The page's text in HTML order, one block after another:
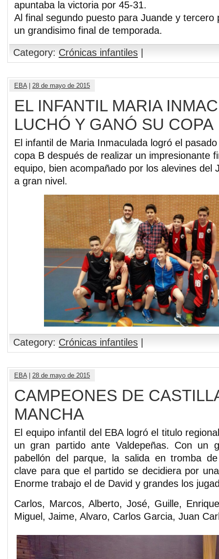
apuntaba la victoria por 45-31.
Al final segundo puesto para Juande y tercero
un grandisimo final de temporada.
Category: Crónicas infantiles
EBA 28 de mayo de 2015
EL INFANTIL MARIA
LUCHÓ Y GANÓ SU COPA
El infantil de Maria Inmaculada logró el
copa B después de realizar un impresionante
equipo, bien acompañado por los alevines del
a gran nivel.
Category: Crónicas infantiles
EBA| 28 de mayo de 2015
CAMPEONES DE
MANCHA
El equipo infantil del EBA logró el titulo
un gran partido ante Valdepeñas. Con un
pabellón del parque, la salida en tromba
clave para que el partido se decidiera por
Enorme trabajo el de David y grandes los
Carlos, Marcos, Alberto, José, Guille,
Miguel, Jaime, Alvaro, Carlos Garcia, Juan